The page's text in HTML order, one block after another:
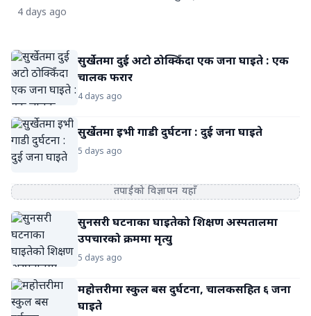
कर्णाली प्रदेशको पूर्वाधार विकासमा सक्रिय भूमिका निर्वाह गर्ने
हिजो निधन भएको भारतीय सञ्चार माध्यमले जनाएका छन् । चार
श्रृंखला ‘महाभारत’मा अश्वत्थामाको भूमिका निर्वाह गरेर उहाँले चर्चा
बटुल्नुभएको थियो । पछि लगान, गजिनी, राउडी राठौरलगायत धेरै
फिल्ममा खलनायकको अभिनय गर्नुभएको थियो । रावतका श्रीमती
लगायत नेपाली फिल्म क्षेत्रमा पनि योगदान पुर्‍याउनुभएको छ ।
अभिनेत्री विपना थापा, नीता ढुंगाना लगायतले पनि उहाँको निधनमा
श्रद्धाञ्जली अर्पण गर्नुभएको छ ।
4 days ago
सुर्खेतमा दुई अटो ठोक्किँदा एक जना घाइते : एक
चालक फरार
4 days ago
सुर्खेतमा इभी गाडी दुर्घटना : दुई जना घाइते
5 days ago
तपाईंको विज्ञापन यहाँ
सुनसरी घटनाका घाइतेको शिक्षण अस्पतालमा
उपचारको क्रममा मृत्यु
5 days ago
महोत्तरीमा स्कुल बस दुर्घटना, चालकसहित ६ जना
घाइते